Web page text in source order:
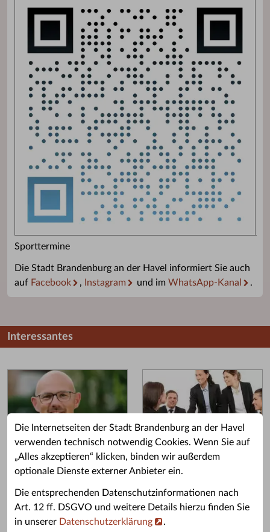
Die Internetseiten der Stadt Brandenburg an der Havel
verwenden technisch notwendig Cookies. Wenn Sie auf
„Alles akzeptieren“ klicken, binden wir außerdem
optionale Dienste externer Anbieter ein.
Die entsprechenden Datenschutzinformationen nach
Art. 12 ff. DSGVO und weitere Details hierzu finden Sie
in unserer Datenschutzerklärung .
Sporttermine
Die Stadt Brandenburg an der Havel informiert Sie auch
auf Facebook , Instagram und im WhatsApp-Kanal .
Interessantes
Grußwort des OB